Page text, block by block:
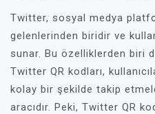
Twitter, sosyal medya
gelenlerinden biridir ve
sunar. Bu özelliklerden biri
Twitter QR kodları,
kolay bir şekilde takip
aracıdır. Peki, Twitter QR